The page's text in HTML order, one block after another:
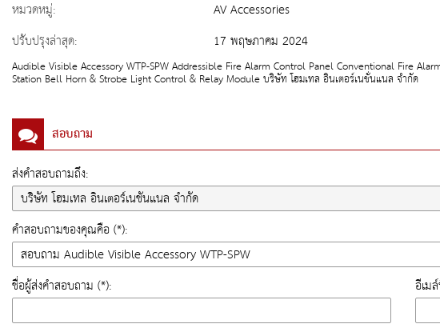
หมวดหมู่:
AV Accessories
ปรับปรุงล่าสุด:
17 พฤษภาคม 2024
Audible Visible Accessory WTP-SPW Addressible Fire Alarm Control Panel Conventional Fire
Station Bell Horn & Strobe Light Control & Relay Module บริษัท โฮมเทล อินเตอร์เนชั่นแนล จำกัด
สอบถาม
ส่งคำสอบถามถึง:
คำสอบถามของคุณคือ (*):
ชื่อผู้ส่งคำสอบถาม (*): อีเม